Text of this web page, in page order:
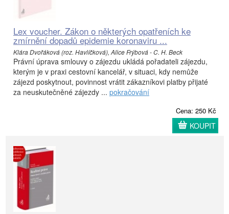
Lex voucher. Zákon o některých opatřeních ke
zmírnění dopadů epidemie koronaviru ...
Klára Dvořáková (roz. Havlíčková), Alice Frýbová - C. H. Beck
Právní úprava smlouvy o zájezdu ukládá pořadateli zájezdu,
kterým je v praxi cestovní kancelář, v situaci, kdy nemůže
zájezd poskytnout, povinnost vrátit zákazníkovi platby přijaté
za neuskutečněné zájezdy ... pokračování
Cena: 250 Kč
KOUPIT